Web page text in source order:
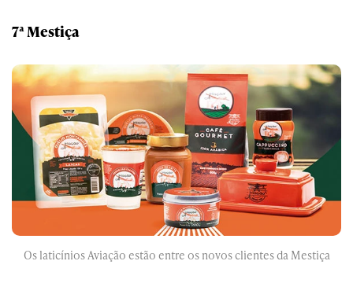
7ª Mestiça
Os laticínios Aviação estão entre os novos clientes da Mestiça